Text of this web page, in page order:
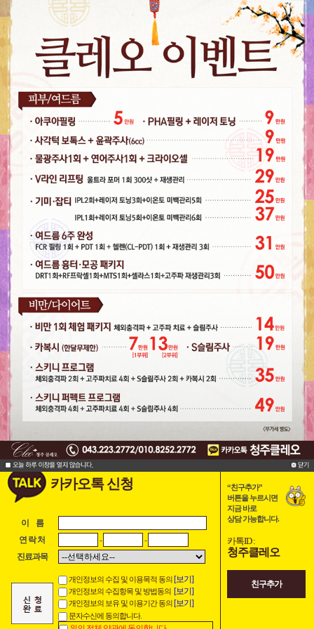
카카오톡 신청
이 름
연 락 처
-
-
진료과목
개인정보의 수집 및 이용목적 동의[보기]
개인정보의 수집항목 및 방법동의 [보기]
개인정보의 보유 및 이용기간 동의 [보기]
문자수신에 동의합니다.
“친구추가”
버튼을 누르시면
지금 바로
상담 가능합니다.
카톡ID :
청주클레오
친구추가